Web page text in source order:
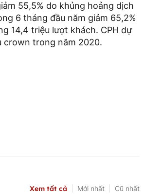
55,5% do khủng hoảng dịch
6 tháng đầu năm giảm 65,2%
14,4 triệu lượt khách. CPH dự
crown trong năm 2020.
Xem tất cả Mới nhất Cũ nhất